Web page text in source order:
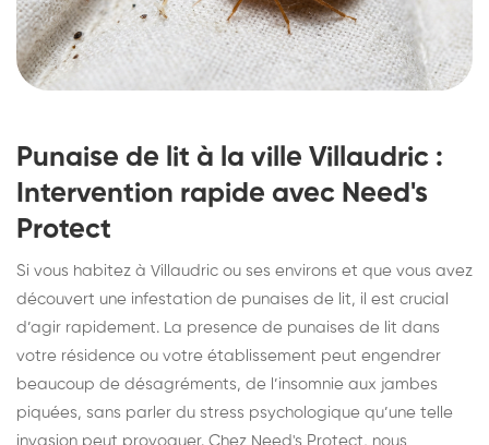
Punaise de lit à la ville Villaudric :
Intervention rapide avec Need's
Protect
Si vous habitez à Villaudric ou ses environs et que vous avez
découvert une infestation de punaises de lit, il est crucial
d’agir rapidement. La presence de punaises de lit dans
votre résidence ou votre établissement peut engendrer
beaucoup de désagréments, de l’insomnie aux jambes
piquées, sans parler du stress psychologique qu’une telle
invasion peut provoquer. Chez Need's Protect, nous